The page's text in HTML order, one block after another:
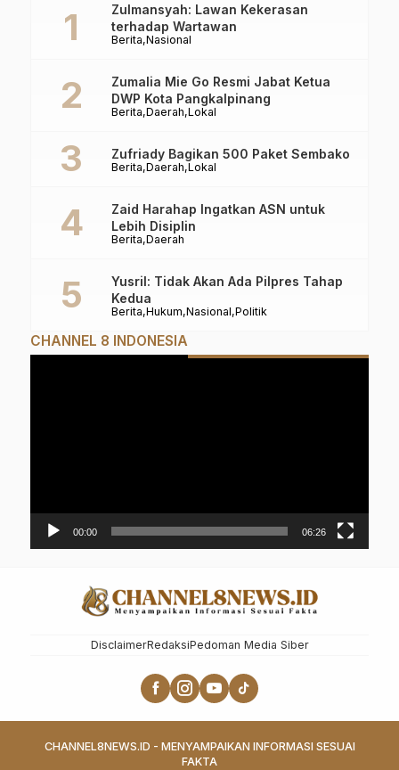
Berita Nasional
Zulmansyah: Lawan Kekerasan
terhadap Wartawan
Berita Daerah Lokal
Zumalia Mie Go Resmi Jabat Ketua
DWP Kota Pangkalpinang
Berita Daerah Lokal
Zufriady Bagikan 500 Paket Sembako
Berita Daerah
Zaid Harahap Ingatkan ASN untuk
Lebih Disiplin
Berita Hukum Nasional Politik
Yusril: Tidak Akan Ada Pilpres Tahap
Kedua
CHANNEL 8 INDONESIA
00:00 06:26
DisclaimerRedaksiPedoman Media Siber
CHANNEL8NEWS.ID - MENYAMPAIKAN INFORMASI SESUAI
FAKTA